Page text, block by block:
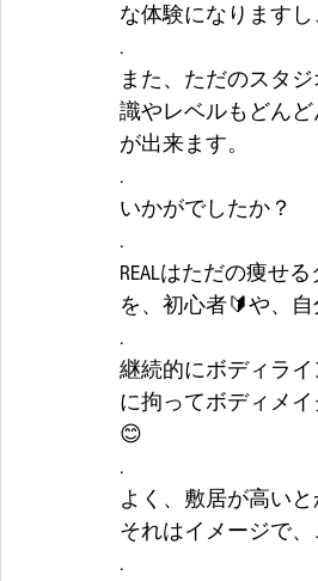
な体験になります
.
また、ただのスタ
識やレベルもどん
が出来ます。
.
いかがでしたか？
.
REALはただの痩せ
を、初心者🔰や、
.
継続的にボディラ
に拘ってボディメ
😊
.
よく、敷居が高い
それはイメージで
.